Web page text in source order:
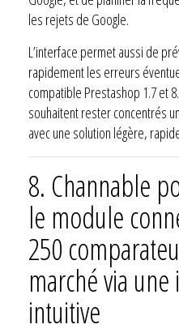
les rejets de Google.
L’interface permet aussi de
rapidement les erreurs
compatible Prestashop 1.7 et
souhaitent rester concentrés
avec une solution légère,
8. Channable
le module
250
marché via une
intuitive